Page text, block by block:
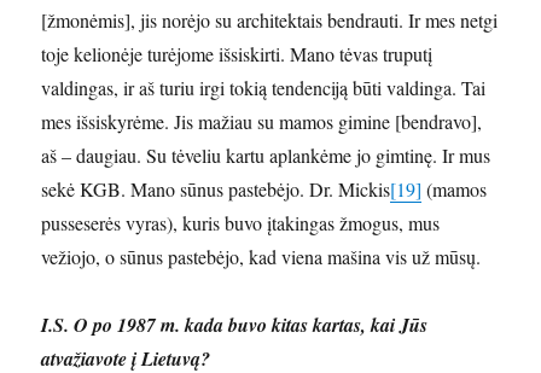
[žmonėmis], jis norėjo su architektais bendrauti. Ir mes netgi
toje kelionėje turėjome išsiskirti. Mano tėvas truputį
valdingas, ir aš turiu irgi tokią tendenciją būti valdinga. Tai
mes išsiskyrėme. Jis mažiau su mamos gimine [bendravo],
aš – daugiau. Su tėveliu kartu aplankėme jo gimtinę. Ir mus
sekė KGB. Mano sūnus pastebėjo. Dr. Mickis[19] (mamos
pusseserės vyras), kuris buvo įtakingas žmogus, mus
vežiojo, o sūnus pastebėjo, kad viena mašina vis už mūsų.
I.S. O po 1987 m. kada buvo kitas kartas, kai Jūs
atvažiavote į Lietuvą?